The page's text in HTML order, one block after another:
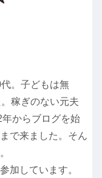
。子どもは無
稼ぎのない元夫
からブログを始
で来ました。そん
加しています。